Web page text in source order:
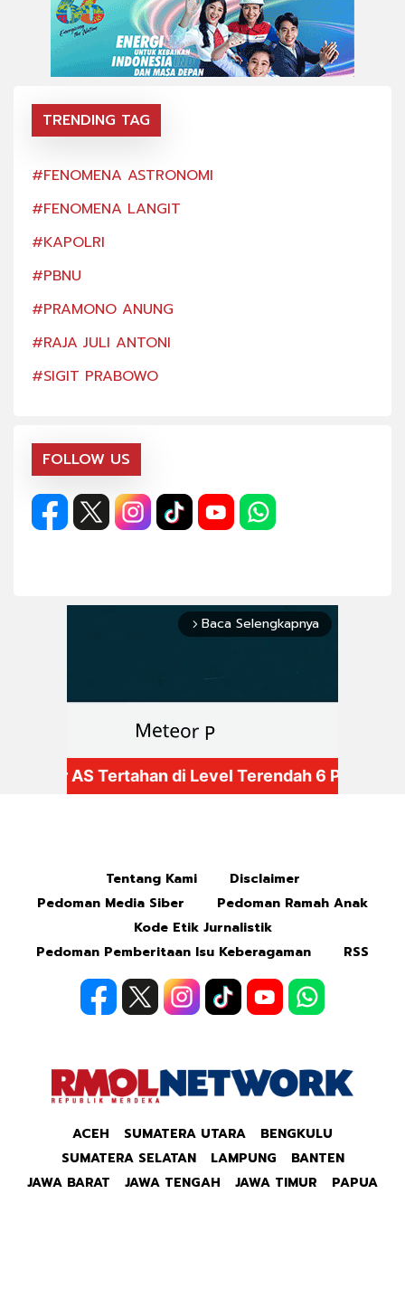
TRENDING TAG
#FENOMENA ASTRONOMI
#FENOMENA LANGIT
#KAPOLRI
#PBNU
#PRAMONO ANUNG
#RAJA JULI ANTONI
#SIGIT PRABOWO
FOLLOW US
arrow_forward_ios Baca Selengkapnya
Tentang Kami
Disclaimer
Pedoman Media Siber
Pedoman Ramah Anak
Kode Etik Jurnalistik
Pedoman Pemberitaan Isu Keberagaman
RSS
ACEH SUMATERA UTARA
BENGKULU
SUMATERA SELATAN
LAMPUNG
BANTEN
JAWA BARAT
JAWA TENGAH JAWA TIMUR PAPUA